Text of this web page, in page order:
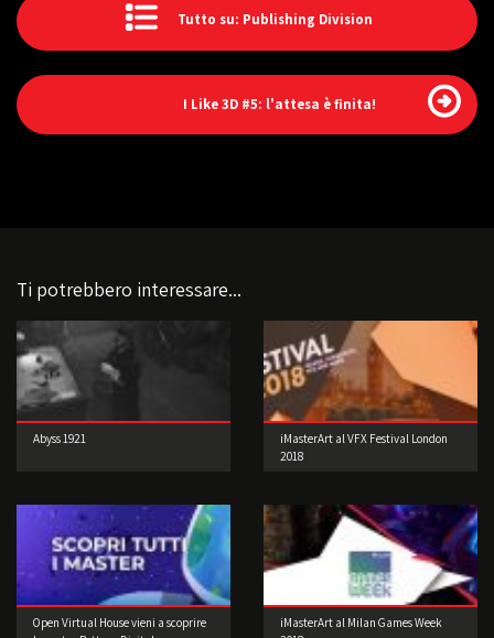
Tutto su: Publishing Division
I Like 3D #5: l'attesa è finita!
Ti potrebbero interessare...
Abyss 1921
iMasterArt al VFX Festival London
2018
Open Virtual House vieni a scoprire
iMasterArt al Milan Games Week